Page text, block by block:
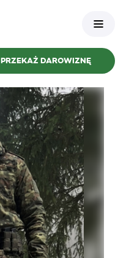
PRZEKAŻ DAROWIZNĘ